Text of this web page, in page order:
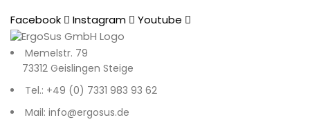
Facebook
Instagram Youtube
Memelstr. 79
73312 Geislingen Steige
Tel.: +49 (0) 7331 983 93 62
Mail: info@ergosus.de